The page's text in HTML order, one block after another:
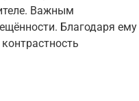
Важным
Благодаря ему